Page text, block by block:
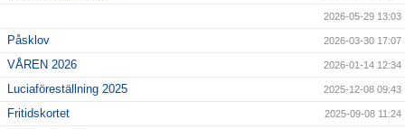
2026-05-29 13:03
Påsklov 2026-03-30 17:07
VÅREN 2026 2026-01-14 12:34
Luciaföreställning 2025 2025-12-08 09:43
Fritidskortet 2025-09-08 11:24